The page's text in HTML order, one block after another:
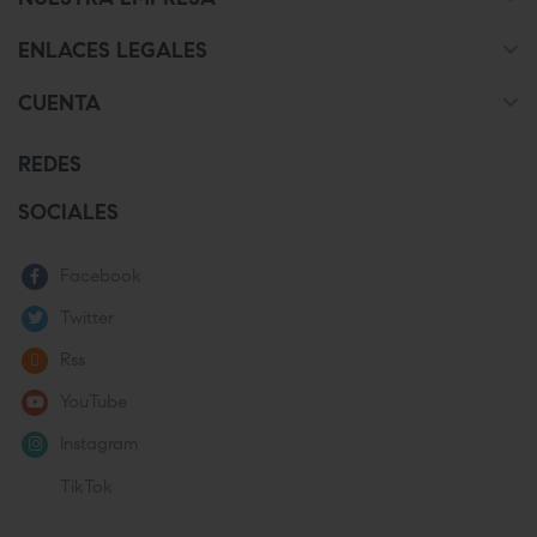
ENLACES LEGALES
CUENTA
REDES
SOCIALES